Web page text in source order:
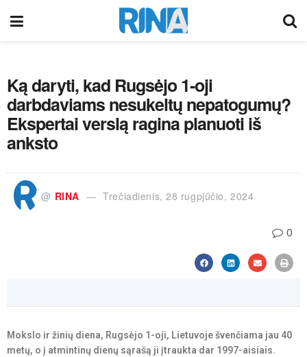
Ką daryti, kad Rugsėjo 1-oji
darbdaviams nesukeltų nepatogumų?
Ekspertai verslą ragina planuoti iš
anksto
@ RINA Trečiadienis, 28 rugpjūčio, 2024
0
Mokslo ir žinių diena, Rugsėjo 1-oji, Lietuvoje švenčiama jau 40
metų, o į atmintinų dienų sąrašą ji įtraukta dar 1997-aisiais.